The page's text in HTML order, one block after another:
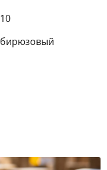
10
бирюзовый